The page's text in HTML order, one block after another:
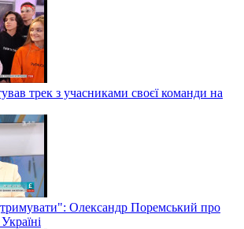
трек з учасниками своєї команди на
Олександр Поремський про